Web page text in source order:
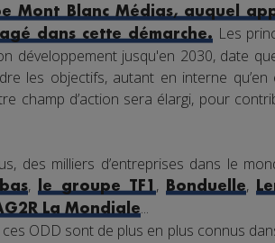
Mont Blanc Médias, auquel
dans cette démarche.Les
développement jusqu'en 2030, date
les objectifs, autant en interne
champ d’action sera élargi, pour
des milliers d’entreprises dans le
, le groupe TF1 , Bonduelle,
La Mondiale...
ODD sont de plus en plus connus